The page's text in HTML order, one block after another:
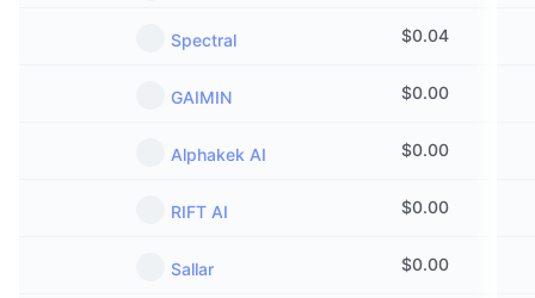
Spectral $0.04
GAIMIN $0.00
Alphakek AI $0.00
RIFT AI $0.00
Sallar $0.00